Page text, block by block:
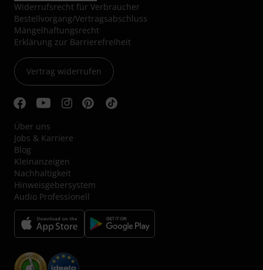
Widerrufsrecht für Verbraucher
Bestellvorgang/Vertragsabschluss
Mängelhaftungsrecht
Erklärung zur Barrierefreiheit
Vertrag widerrufen
Über uns
Jobs & Karriere
Blog
Kleinanzeigen
Nachhaltigkeit
Hinweisgebersystem
Audio Professionell